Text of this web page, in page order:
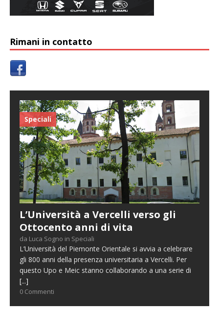
Rimani in contatto
Speciali
L’Università a Vercelli verso gli
Ottocento anni di vita
da Luca Sogno in Speciali
L’Università del Piemonte Orientale si avvia a celebrare
gli 800 anni della presenza universitaria a Vercelli. Per
questo Upo e Meic stanno collaborando a una serie di
[...]
0 Commenti